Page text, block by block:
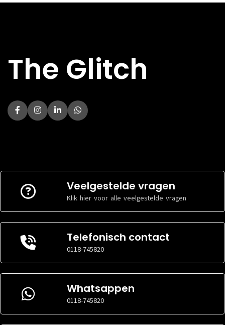
BREEDTE
7.5 mm
KLEUR Zwart
AANSLUITING USB-C
SCHERMTYPE OLED
Software
BESTURINGSSOFTWARE
15 of
hoger
OPSLAGCAPACITEIT 128GB
INHOUD Ja
BREEDTE
DIKTE
SCHERMTYPE LCD
Software
VERSIE
BESTURINGSSOFTWARE
OPSLAGCAPACITEIT
The Glitch
Veelgestelde vragen
Klik hier voor alle veelgestelde vragen
Telefonisch contact
0118-745820
Whatsappen
0118-745820